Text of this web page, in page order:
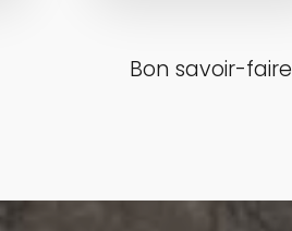
Bon savoir-faire